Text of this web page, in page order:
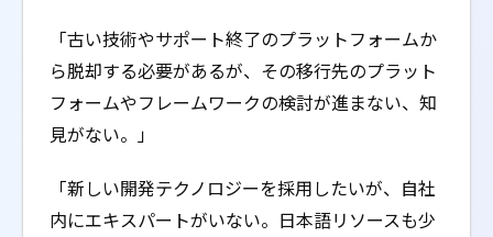
「古い技術やサポート終了のプラットフォームか
ら脱却する必要があるが、その移行先のプラット
フォームやフレームワークの検討が進まない、知
見がない。」
「新しい開発テクノロジーを採用したいが、自社
内にエキスパートがいない。日本語リソースも少